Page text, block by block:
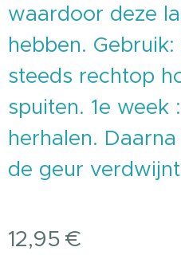
waardoor deze
hebben.
steeds rechtop
spuiten. 1e week
herhalen.
de geur
12,95 €